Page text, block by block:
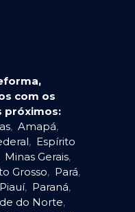
com os
próximos:
, Amapá,
, Espírito
Minas Gerais,
Grosso, Pará,
Piauí, Paraná,
do Norte,